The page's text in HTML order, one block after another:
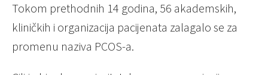
Tokom prethodnih 14 godina, 56 akademskih,
kliničkih i organizacija pacijenata zalagalo se za
promenu naziva PCOS-a.